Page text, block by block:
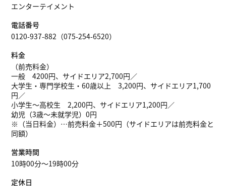
エンターテイメント
電話番号
0120-937-882（075-254-6520）
料金
（前売料金）
一般 4200円、サイドエリア2,700円／
大学生・専門学校生・60歳以上 3,200円、サイドエリア1,700
円／
小学生～高校生 2,200円、サイドエリア1,200円／
幼児（3歳～未就学児）0円
※（当日料金）…前売料金＋500円（サイドエリアは前売料金と
同額）
営業時間
10時00分～19時00分
定休日